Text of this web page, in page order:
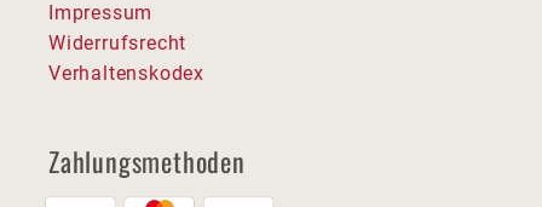
Impressum
Widerrufsrecht
Verhaltenskodex
Zahlungsmethoden